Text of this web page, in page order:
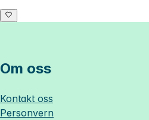
Om oss
Kontakt oss
Personvern